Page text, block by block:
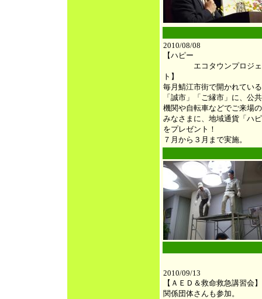
2010/08/08
【ハピー
エコタウンプロジェ
ト】
毎月鯖江市街で開かれている
「誠市」「ご縁市」に、公
機関や自転車などでご来場の
みなさまに、地域通貨「ハ
をプレゼント！
７月から３月まで実施。
2010/09/13
【ＡＥＤ＆救命救急講習会】
関係団体さんも参加。